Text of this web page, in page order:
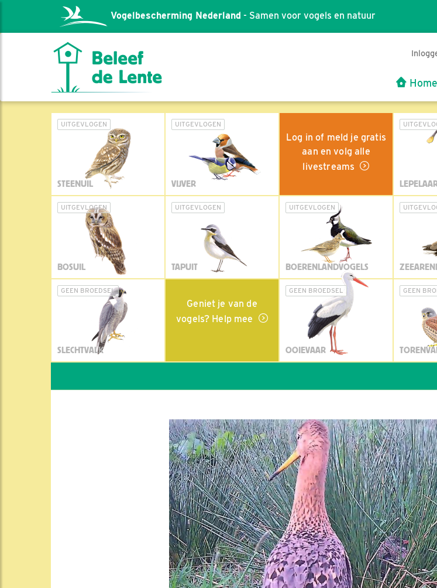
Vogelbescherming Nederland - Samen voor vogels en natuur
Home
UITGEVLOGEN
STEENUIL
UITGEVLOGEN
VIJVER
Log in of meld je gratis
aan en volg alle
livestreams
UITGEVLOGEN
BOSUIL
UITGEVLOGEN
TAPUIT
UITGEVLOGEN
BOERENLANDVOGELS
GEEN BROEDSEL
SLECHTVALK
Geniet je van de
vogels? Help mee
GEEN BROEDSEL
OOIEVAAR
GEEN